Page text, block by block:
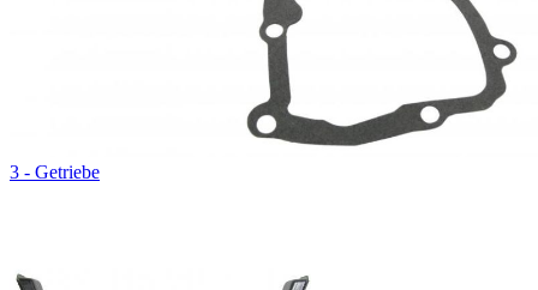
3 - Getriebe